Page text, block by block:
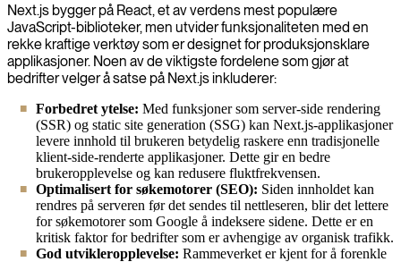
Next.js bygger på React, et av verdens mest populære
JavaScript-biblioteker, men utvider funksjonaliteten med en
rekke kraftige verktøy som er designet for produksjonsklare
applikasjoner. Noen av de viktigste fordelene som gjør at
bedrifter velger å satse på Next.js inkluderer:
Forbedret ytelse: Med funksjoner som server-side rendering
(SSR) og static site generation (SSG) kan Next.js-applikasjoner
levere innhold til brukeren betydelig raskere enn tradisjonelle
klient-side-renderte applikasjoner. Dette gir en bedre
brukeropplevelse og kan redusere fluktfrekvensen.
Optimalisert for søkemotorer (SEO): Siden innholdet kan
rendres på serveren før det sendes til nettleseren, blir det lettere
for søkemotorer som Google å indeksere sidene. Dette er en
kritisk faktor for bedrifter som er avhengige av organisk trafikk.
God utvikleropplevelse: Rammeverket er kjent for å forenkle